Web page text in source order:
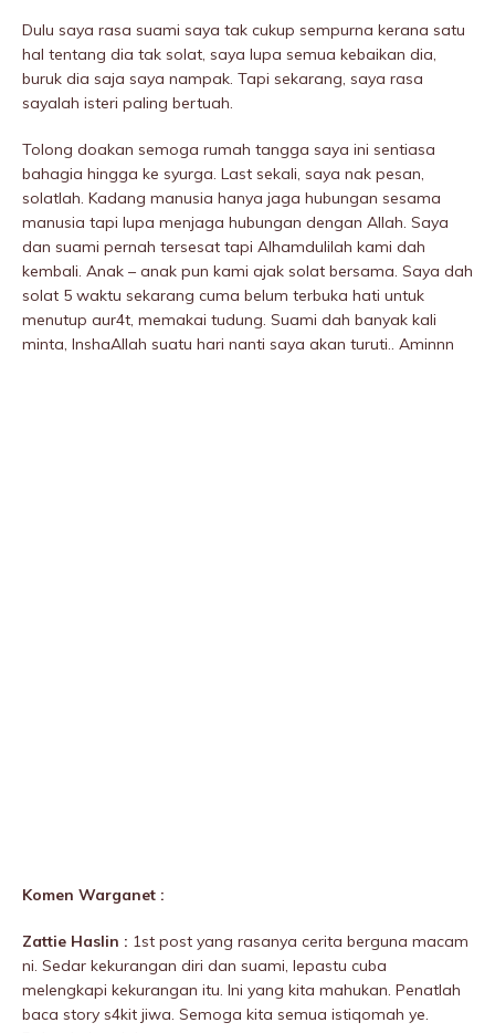
Dulu saya rasa suami saya tak cukup sempurna kerana satu
hal tentang dia tak solat, saya lupa semua kebaikan dia,
buruk dia saja saya nampak. Tapi sekarang, saya rasa
sayalah isteri paling bertuah.
Tolong doakan semoga rumah tangga saya ini sentiasa
bahagia hingga ke syurga. Last sekali, saya nak pesan,
solatlah. Kadang manusia hanya jaga hubungan sesama
manusia tapi lupa menjaga hubungan dengan Allah. Saya
dan suami pernah tersesat tapi Alhamdulilah kami dah
kembali. Anak – anak pun kami ajak solat bersama. Saya dah
solat 5 waktu sekarang cuma belum terbuka hati untuk
menutup aur4t, memakai tudung. Suami dah banyak kali
minta, InshaAllah suatu hari nanti saya akan turuti.. Aminnn
Komen Warganet :
Zattie Haslin : 1st post yang rasanya cerita berguna macam
ni. Sedar kekurangan diri dan suami, lepastu cuba
melengkapi kekurangan itu. Ini yang kita mahukan. Penatlah
baca story s4kit jiwa. Semoga kita semua istiqomah ye.